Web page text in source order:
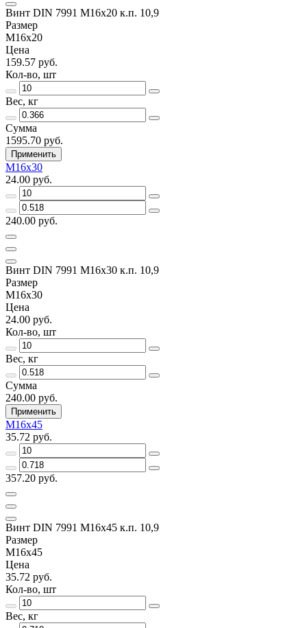
Винт DIN 7991 M16х20 к.п. 10,9
Размер
M16х20
Цена
159.57 руб.
Кол-во, шт
Вес, кг
Сумма
1595.70 руб.
Применить
M16х30
24.00 руб.
240.00 руб.
Винт DIN 7991 M16х30 к.п. 10,9
Размер
M16х30
Цена
24.00 руб.
Кол-во, шт
Вес, кг
Сумма
240.00 руб.
Применить
M16х45
35.72 руб.
357.20 руб.
Винт DIN 7991 M16х45 к.п. 10,9
Размер
M16х45
Цена
35.72 руб.
Кол-во, шт
Вес, кг